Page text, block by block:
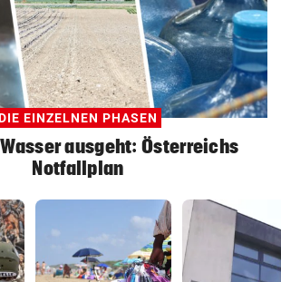
EINZELNEN PHASEN
ausgeht: Österreichs
Notfallplan